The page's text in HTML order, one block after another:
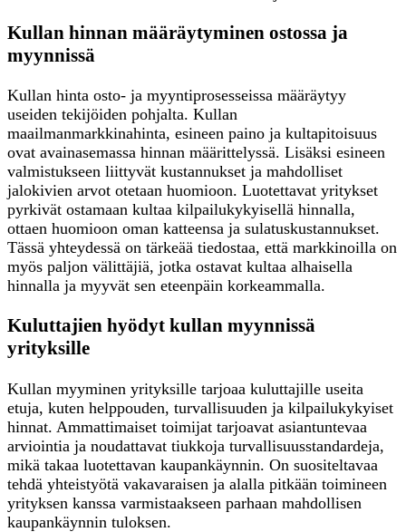
Kullan hinnan määräytyminen ostossa ja
myynnissä
Kullan hinta osto- ja myyntiprosesseissa määräytyy
useiden tekijöiden pohjalta. Kullan
maailmanmarkkinahinta, esineen paino ja kultapitoisuus
ovat avainasemassa hinnan määrittelyssä. Lisäksi esineen
valmistukseen liittyvät kustannukset ja mahdolliset
jalokivien arvot otetaan huomioon. Luotettavat yritykset
pyrkivät ostamaan kultaa kilpailukykyisellä hinnalla,
ottaen huomioon oman katteensa ja sulatuskustannukset.
Tässä yhteydessä on tärkeää tiedostaa, että markkinoilla on
myös paljon välittäjiä, jotka ostavat kultaa alhaisella
hinnalla ja myyvät sen eteenpäin korkeammalla.
Kuluttajien hyödyt kullan myynnissä
yrityksille
Kullan myyminen yrityksille tarjoaa kuluttajille useita
etuja, kuten helppouden, turvallisuuden ja kilpailukykyiset
hinnat. Ammattimaiset toimijat tarjoavat asiantuntevaa
arviointia ja noudattavat tiukkoja turvallisuusstandardeja,
mikä takaa luotettavan kaupankäynnin. On suositeltavaa
tehdä yhteistyötä vakavaraisen ja alalla pitkään toimineen
yrityksen kanssa varmistaakseen parhaan mahdollisen
kaupankäynnin tuloksen.